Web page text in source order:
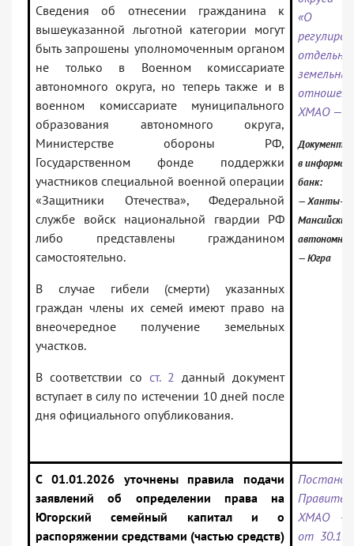
Сведения об отнесении гражданина к
вышеуказанной льготной категории могут
быть запрошены уполномоченным органом
не только в Военном комиссариате
автономного округа, но теперь также и в
военном комиссариате муниципального
образования автономного округа,
Министерстве обороны РФ,
Государственном фонде поддержки
участников специальной военной операции
«Защитники Отечества», Федеральной
службе войск национальной гвардии РФ
либо представлены гражданином
самостоятельно.
В случае гибели (смерти) указанных
граждан члены их семей имеют право на
внеочередное получение земельных
участков.
В соответствии со ст. 2 данный документ
вступает в силу по истечении 10 дней после
дня официального опубликования.
«О
земельных
ХМАО —
Документ
в
банк:
— Ханты-
Мансийский
— Югра
С 01.01.2026 уточнены правила подачи
заявлений об определении права на
Югорский семейный капитал и о
распоряжении средствами (частью средств)
ХМАО —
от